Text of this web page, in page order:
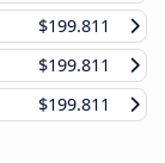
$199.811
$199.811
$199.811